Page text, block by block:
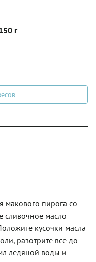
г
макового пирога со
сливочное масло
кусочки масла
разотрите все до
ледяной воды и